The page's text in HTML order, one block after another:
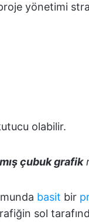
yönetimi
olabilir.
çubuk grafik
basit bir
sol